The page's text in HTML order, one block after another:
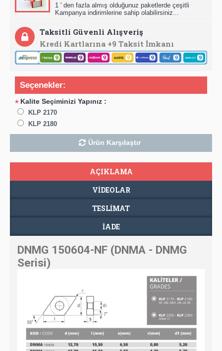
1 ' den fazla almış olduğunuz paketlerde çeşitli
Kampanya indirimlerine sahip olabilirsiniz...
Taksitli Güvenli Alışveriş
Kredi Kartlarına +9 Taksit İmkanı
Seçenekler:
* Kalite Seçiminizi Yapınız :
KLP 2170
KLP 2180
Ürün Karşılaştır
AÇIKLAMA
VIDEOLAR
TESLIMAT
İADE
DNMG 150604-NF (DNMA - DNMG
Serisi)